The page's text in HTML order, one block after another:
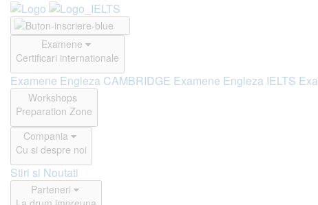
Examene
Certificari internationale
Examene Engleza CAMBRIDGE Examene Engleza IELTS
Workshops
Preparation Zone
Compania
Cu si despre noi
Stiri si Noutati
Parteneri